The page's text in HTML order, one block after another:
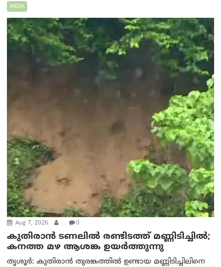
INDIA
Aug 7, 2026 . 0
കുതിരാൻ ടണലിൽ രണ്ടിടത്ത് മണ്ണിടിച്ചിൽ;
കനത്ത മഴ ആശങ്ക ഉയർത്തുന്നു
തൃശൂർ: കുതിരാൻ തുരങ്കത്തിൽ ഉണ്ടായ മണ്ണിടിച്ചിലിനെ